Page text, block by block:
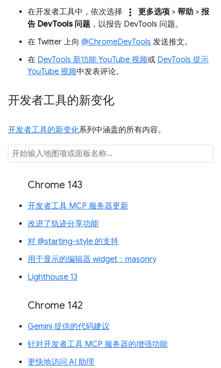
在开发者工具中，依次选择
more_vert 更多选项 > 帮助 > 报
告 DevTools 问题 ，以报告 DevTools 问题。
在 Twitter 上向 @ChromeDevTools 发送推文。
在 DevTools 新功能 YouTube 视频或 DevTools 提示
YouTube 视频中发表评论。
开发者工具的新变化
开发者工具的新变化系列中涵盖的所有内容。
Chrome 143
开发者工具 MCP 服务器更新
改进了轨迹分享功能
对 @starting-style 的支持
用于显示的编辑器 widget：masonry
Lighthouse 13
Chrome 142
Gemini 提供的代码建议
针对开发者工具 MCP 服务器的增强功能
更快地访问 AI 助理